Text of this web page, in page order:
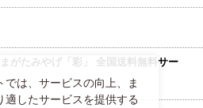
がたみやげ「彩」 全国送料無料サー
では、サービスの向上、ま
適したサービスを提供する